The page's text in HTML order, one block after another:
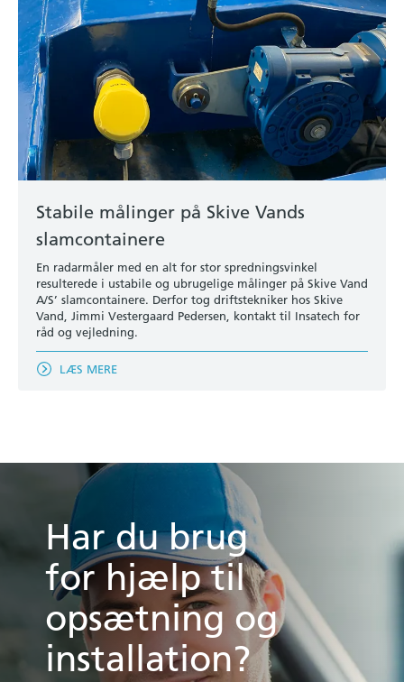
Stabile målinger på Skive Vands
slamcontainere
En radarmåler med en alt for stor spredningsvinkel
resulterede i ustabile og ubrugelige målinger på Skive Vand
A/S’ slamcontainere. Derfor tog driftstekniker hos Skive
Vand, Jimmi Vestergaard Pedersen, kontakt til Insatech for
råd og vejledning.
LÆS MERE
Har du brug
for hjælp til
opsætning og
installation?